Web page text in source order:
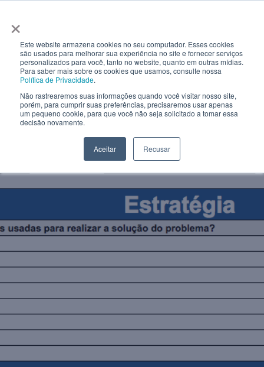
×
Este website armazena cookies no seu computador. Esses cookies
são usados ​​para melhorar sua experiência no site e fornecer serviços
personalizados para você, tanto no website, quanto em outras mídias.
Para saber mais sobre os cookies que usamos, consulte nossa
Política de Privacidade.
Não rastrearemos suas informações quando você visitar nosso site,
porém, para cumprir suas preferências, precisaremos usar apenas
um pequeno cookie, para que você não seja solicitado a tomar essa
decisão novamente.
Aceitar Recusar